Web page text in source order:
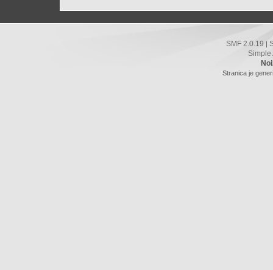
SMF 2.0.19 |
Simple
Stranica je